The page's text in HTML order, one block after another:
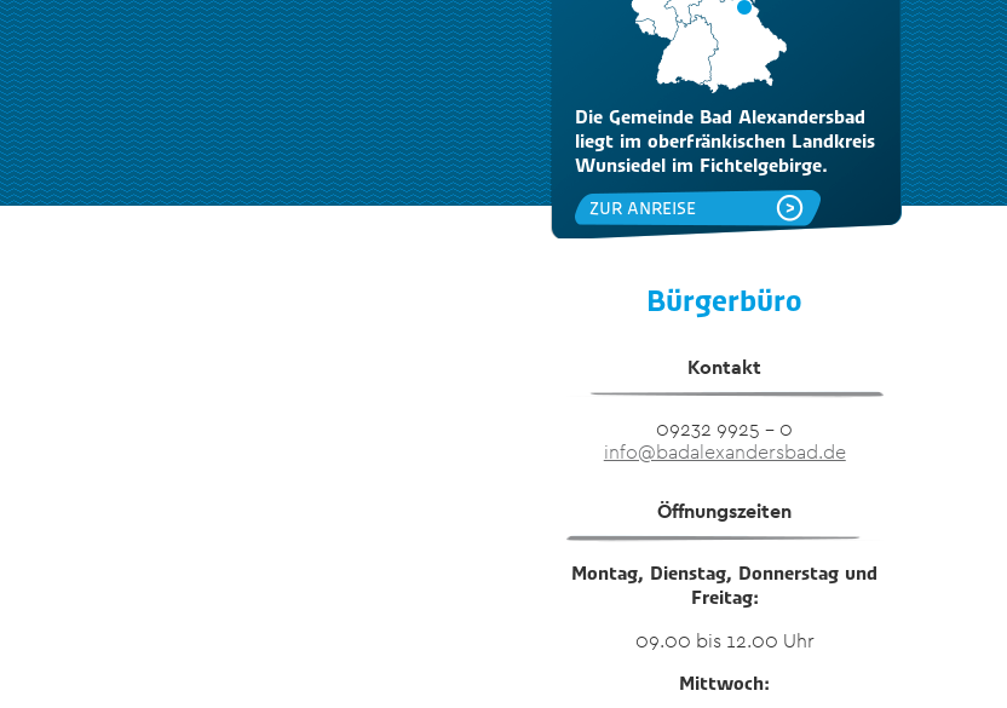
Die Gemeinde Bad Alexandersbad
liegt im oberfränkischen Landkreis
Wunsiedel im Fichtelgebirge.
ZUR ANREISE
Bürgerbüro
Kontakt
09232 9925 – 0
info@badalexandersbad.de
Öffnungszeiten
Montag, Dienstag, Donnerstag und
Freitag:
09.00 bis 12.00 Uhr
Mittwoch: